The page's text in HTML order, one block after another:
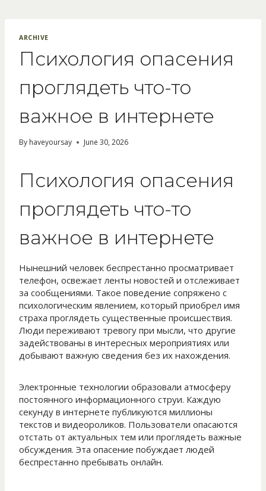
ARCHIVE
Психология опасения
проглядеть что-то
важное в интернете
By haveyoursay June 30, 2026
Психология опасения
проглядеть что-то
важное в интернете
Нынешний человек беспрестанно просматривает
телефон, освежает ленты новостей и отслеживает
за сообщениями. Такое поведение сопряжено с
психологическим явлением, который приобрел имя
страха проглядеть существенные происшествия.
Люди переживают тревогу при мысли, что другие
задействованы в интересных мероприятиях или
добывают важную сведения без их нахождения.
Электронные технологии образовали атмосферу
постоянного информационного струи. Каждую
секунду в интернете публикуются миллионы
текстов и видеороликов. Пользователи опасаются
отстать от актуальных тем или проглядеть важные
обсуждения. Эта опасение побуждает людей
беспрестанно пребывать онлайн.